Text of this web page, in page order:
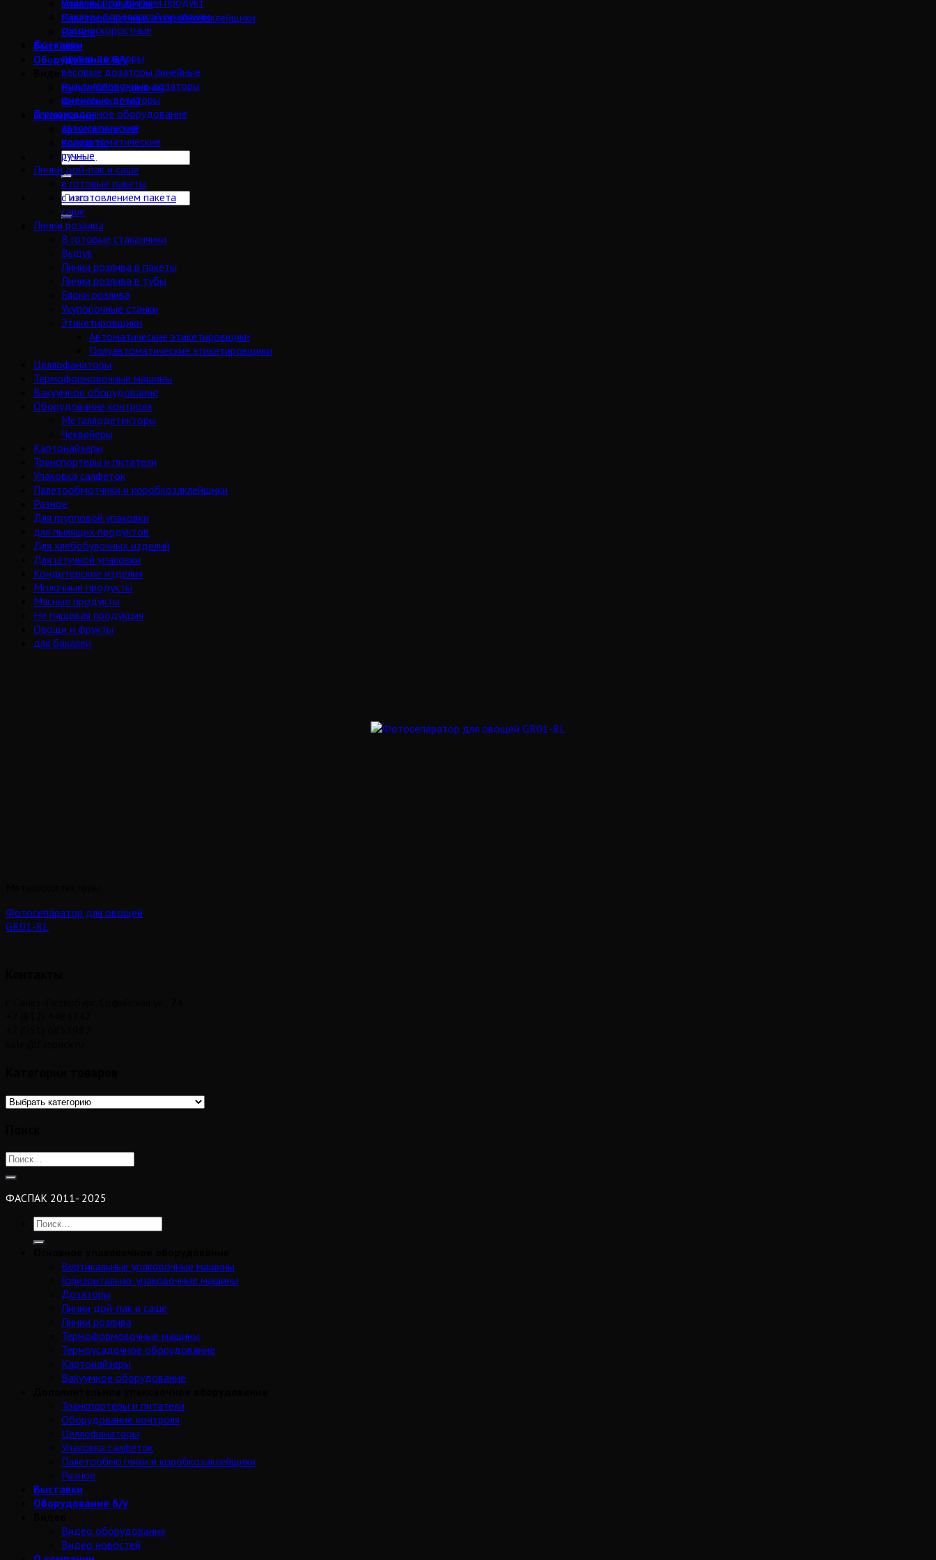
Упаковка салфеток
Палетообмотчики и коробкозаклейщики
Разное
Выставки
Оборудование б/у
Видео
Видео оборудования
Видео новостей
О компании
Архив новостей
Контакты
машины с проваркой по граням
среднескоростные
Дозаторы
другие дозаторы
весовые дозаторы линейные
мультиголовочные дозаторы
шнековые дозаторы
Термоусадочное оборудование
автоматические
полуавтоматические
ручные
Линии дой-пак и саше
в готовые пакеты
с изготовлением пакета
саше
Линии розлива
В готовые стаканчики
Выдув
Линии розлива в пакеты
Линии розлива в тубы
Блоки розлива
Укупорочные станки
Этикетировщики
Автоматические этикетировщики
Полуавтоматические этикетировщики
Целлофанаторы
Термоформовочные машины
Вакуумное оборудование
Оборудование контроля
Металлодетекторы
Чеквейеры
Картонайзеры
Транспортеры и питатели
Упаковка салфеток
Палетообмотчики и коробкозаклейщики
Разное
Для групповой упаковки
для пылящих продуктов
Для хлебобулочных изделий
Для штучной упаковки
Кондитерские изделия
Молочные продукты
Мясные продукты
Не пищевая продукция
Овощи и фрукты
для бакалеи
Фотосепаратор для овощей
GR01-8L
ФАСПАК 2011- 2025
Вертикальные упаковочные машины
Горизонтально-упаковочные машины
Дозаторы
Линии дой-пак и саше
Линии розлива
Термоформовочные машины
Термоусадочное оборудование
Картонайзеры
Вакуумное оборудование
Транспортеры и питатели
Оборудование контроля
Целлофанаторы
Упаковка салфеток
Палетообмотчики и коробкозаклейщики
Разное
Выставки
Оборудование б/у
Видео оборудования
Видео новостей